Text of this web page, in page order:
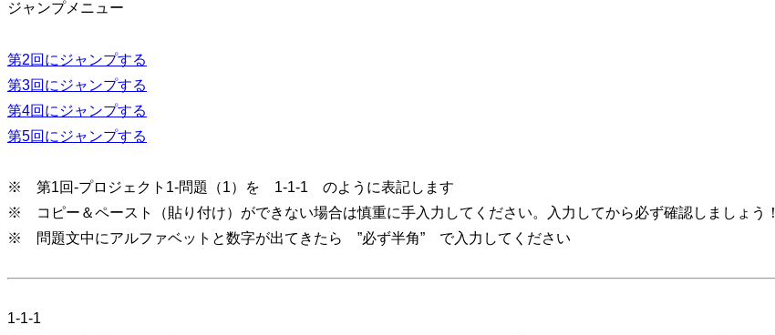
ジャンプメニュー
第2回にジャンプする
第3回にジャンプする
第4回にジャンプする
第5回にジャンプする
※ 第1回-プロジェクト1-問題（1）を 1-1-1 のように表記します
※ コピー＆ペースト（貼り付け）ができない場合は慎重に手入力してください。入力してから必ず確認しましょう！
※ 問題文中にアルファベットと数字が出てきたら ”必ず半角” で入力してください
1-1-1